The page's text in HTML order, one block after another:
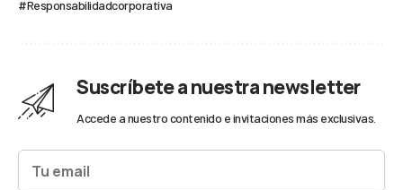
#Responsabilidadcorporativa
Suscríbete a nuestra newsletter
Accede a nuestro contenido e invitaciones más exclusivas.